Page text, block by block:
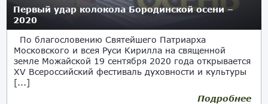
Первый удар колокола Бородинской осени –
2020
По благословению Святейшего Патриарха
Московского и всея Руси Кирилла на священной
земле Можайской 19 сентября 2020 года открывается
XV Всероссийский фестиваль духовности и культуры
[...]
Подробнее